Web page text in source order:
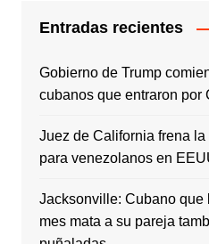
Entradas recientes
Gobierno de Trump
cubanos que entraron por
Juez de California frena
para venezolanos en
Jacksonville: Cubano que
mes mata a su pareja